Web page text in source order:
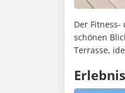
Der
schönen
Terrasse,